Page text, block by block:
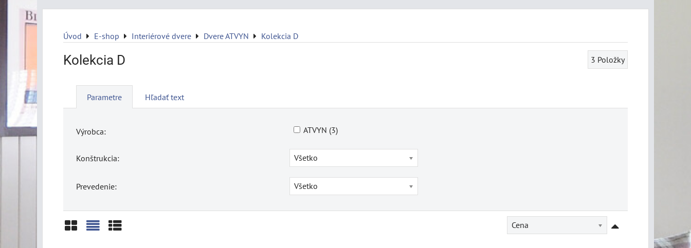
Úvod E-shop Interiérové dvere Dvere ATVYN Kolekcia D
Kolekcia D 3 Položky
Parametre Hľadať text
Výrobca: ATVYN (3)
Konštrukcia: Všetko
Prevedenie: Všetko
Cena